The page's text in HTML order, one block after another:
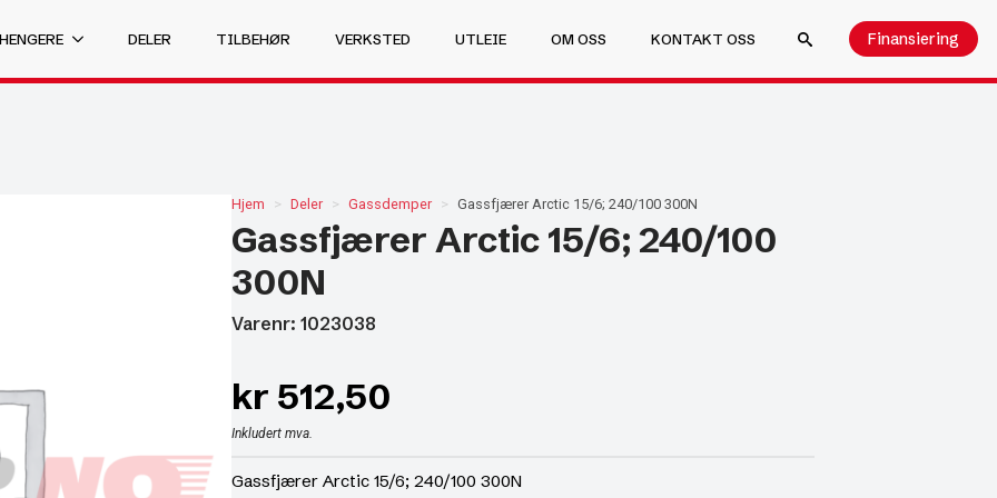
DELER TILBEHØR VERKSTED UTLEIE OM OSS
KONTAKT OSS
Finansiering
Hjem Deler Gassdemper Gassfjærer Arctic 15/6; 240/100 300N
Gassfjærer Arctic 15/6; 240/100
300N
Varenr: 1023038
kr 512,50
Inkludert mva.
Gassfjærer Arctic 15/6; 240/100 300N